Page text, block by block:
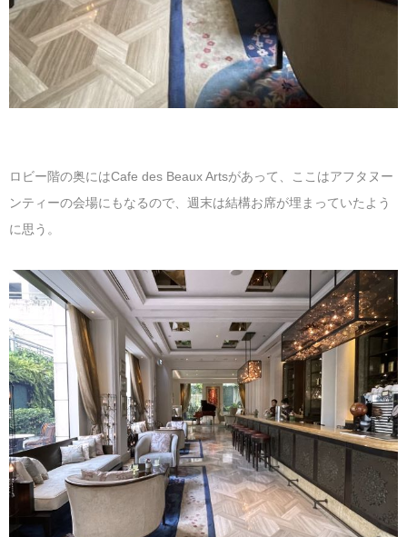
ロビー階の奥にはCafe des Beaux Artsがあって、ここはアフタヌー
ンティーの会場にもなるので、週末は結構お席が埋まっていたよう
に思う。